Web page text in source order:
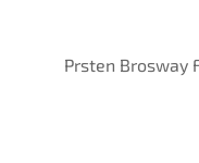
Prsten Brosway